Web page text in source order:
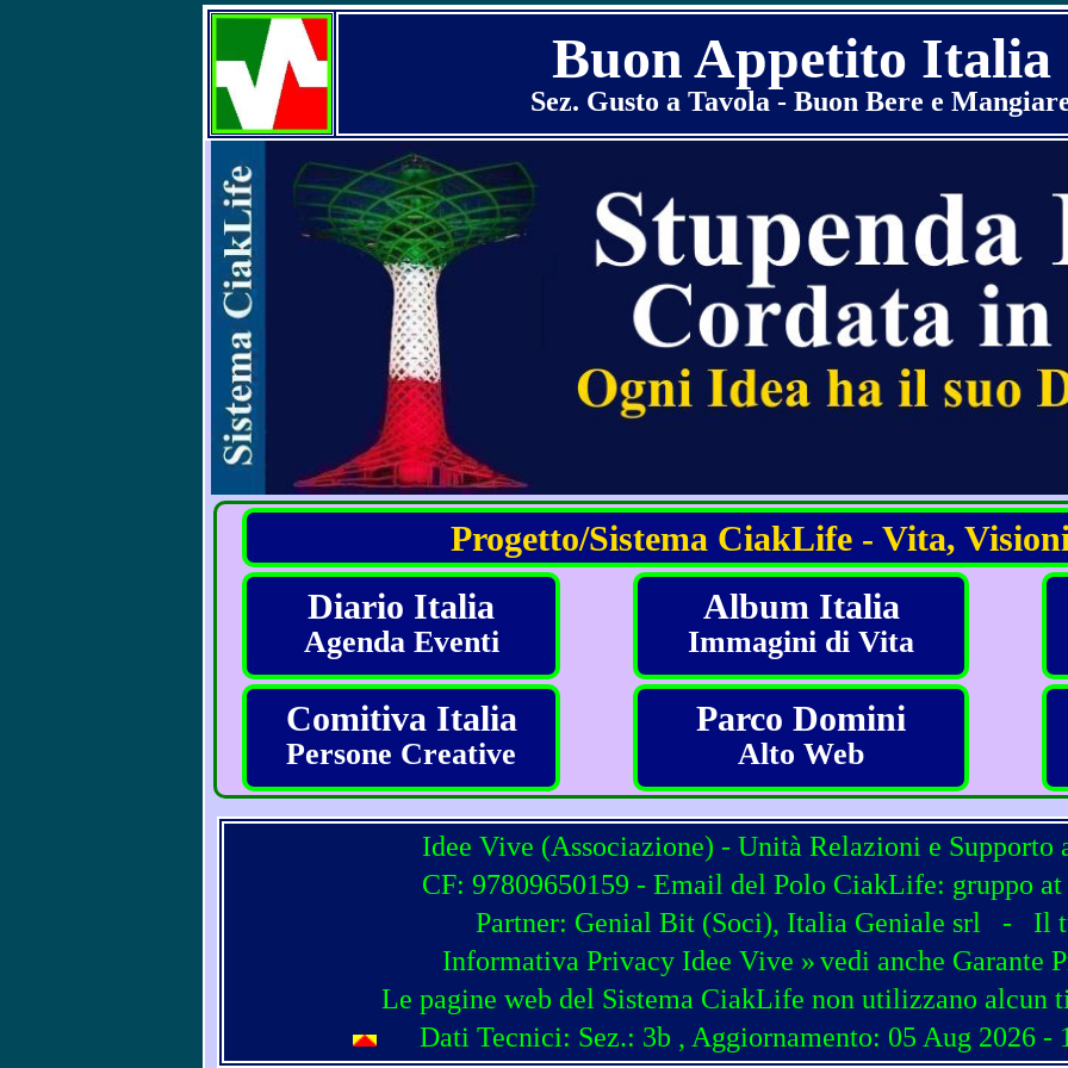
Buon Appetito Italia
Sez. Gusto a Tavola - Buon Bere e
Progetto/Sistema CiakLife - Vita,
Diario Italia
Agenda Eventi
Album Italia
Immagini di Vita
Comitiva Italia
Persone Creative
Parco Domini
Alto Web
Idee Vive (Associazione) - Unità Relazioni e Supporto
CF: 97809650159 - Email del Polo CiakLife: gruppo
Partner: Genial Bit(Soci), Italia Geniale srl - Il
Informativa Privacy Idee Vive »vedi anche Garante
Le pagine web del Sistema CiakLife non utilizzano alcun
Dati Tecnici: Sez.: 3b , Aggiornamento: 05 Aug 2026 -